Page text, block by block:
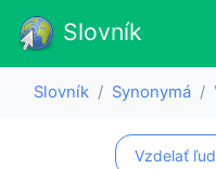
Slovník
Slovník Synonymá
Vzdelať